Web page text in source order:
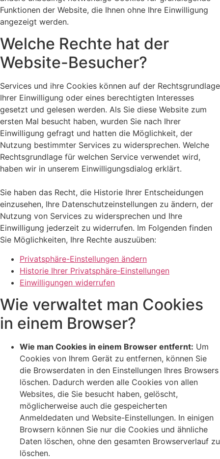
Funktionen der Website, die Ihnen ohne Ihre Einwilligung
angezeigt werden.
Welche Rechte hat der
Website-Besucher?
Services und ihre Cookies können auf der Rechtsgrundlage
Ihrer Einwilligung oder eines berechtigten Interesses
gesetzt und gelesen werden. Als Sie diese Website zum
ersten Mal besucht haben, wurden Sie nach Ihrer
Einwilligung gefragt und hatten die Möglichkeit, der
Nutzung bestimmter Services zu widersprechen. Welche
Rechtsgrundlage für welchen Service verwendet wird,
haben wir in unserem Einwilligungsdialog erklärt.
Sie haben das Recht, die Historie Ihrer Entscheidungen
einzusehen, Ihre Datenschutzeinstellungen zu ändern, der
Nutzung von Services zu widersprechen und Ihre
Einwilligung jederzeit zu widerrufen. Im Folgenden finden
Sie Möglichkeiten, Ihre Rechte auszuüben:
Privatsphäre-Einstellungen ändern
Historie Ihrer Privatsphäre-Einstellungen
Einwilligungen widerrufen
Wie verwaltet man Cookies
in einem Browser?
Wie man Cookies in einem Browser entfernt: Um
Cookies von Ihrem Gerät zu entfernen, können Sie
die Browserdaten in den Einstellungen Ihres Browsers
löschen. Dadurch werden alle Cookies von allen
Websites, die Sie besucht haben, gelöscht,
möglicherweise auch die gespeicherten
Anmeldedaten und Website-Einstellungen. In einigen
Browsern können Sie nur die Cookies und ähnliche
Daten löschen, ohne den gesamten Browserverlauf zu
löschen.